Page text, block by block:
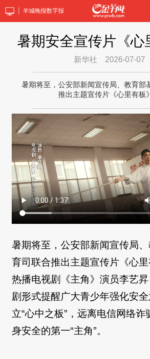
羊城晚报数字报
暑期安全宣传片《心
新华社 2026-07-07
暑期将至，公安部新闻宣传局、教育部
推出主题宣传片《心里有板
暑期将至，公安部新闻宣传局
育司联合推出主题宣传片《心
热播电视剧《主角》演员李艺
剧形式提醒广大青少年强化安
立“心中之板”，远离电信网络诈
身安全的第一“主角”。